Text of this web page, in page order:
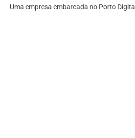
Uma empresa embarcada no Porto Digital